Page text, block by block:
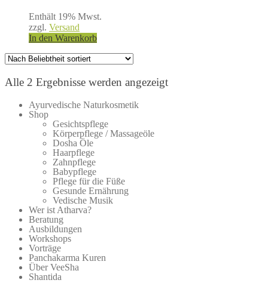
Enthält 19% Mwst.
zzgl. Versand
In den Warenkorb
Alle 2 Ergebnisse werden angezeigtNach
Ayurvedische Naturkosmetik
Shop
Gesichtspflege
Körperpflege / Massageöle
Dosha Öle
Haarpflege
Zahnpflege
Babypflege
Pflege für die Füße
Gesunde Ernährung
Vedische Musik
Wer ist Atharva?
Beratung
Ausbildungen
Workshops
Vorträge
Panchakarma Kuren
Über VeeSha
Shantida